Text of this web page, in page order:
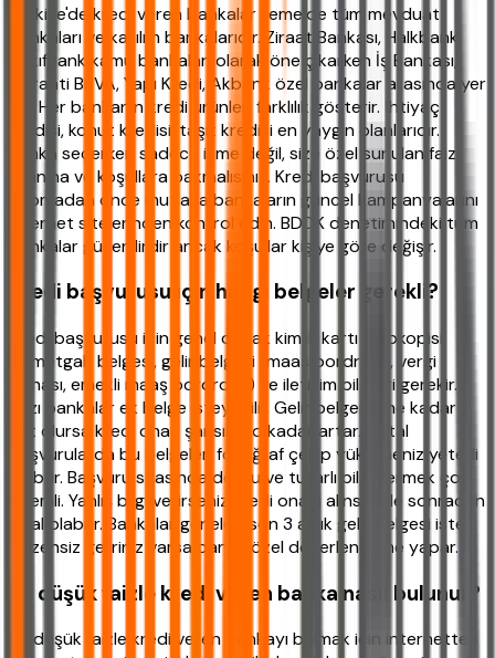
Türkiye'de kredi veren bankalar temelde tüm mevduat
bankaları ve katılım bankalarıdır. Ziraat Bankası, Halkbank,
VakıfBank kamu bankaları olarak öne çıkarken İş Bankası,
Garanti BBVA, Yapı Kredi, Akbank özel bankalar arasında yer
alır. Her bankanın kredi ürünleri farklılık gösterir. İhtiyaç
kredisi, konut kredisi, taşıt kredisi en yaygın olanlarıdır.
Banka seçerken sadece isme değil, size özel sunulan faiz
oranına ve koşullara bakmalısınız. Kredi başvurusu
yapmadan önce mutlaka bankaların güncel kampanyalarını
internet sitelerinden kontrol edin. BDDK denetimindeki tüm
bankalar güvenilirdir ancak koşullar kişiye göre değişir.
Kredi başvurusu için hangi belgeler gerekli?
Kredi başvurusu için genel olarak kimlik kartı fotokopisi,
ikametgah belgesi, gelir belgesi (maaş bordrosu, vergi
levhası, emekli maaş bordrosu) ve iletişim bilgileri gerekir.
Bazı bankalar ek belge isteyebilir. Gelir belgeniz ne kadar
net olursa kredi onay şansınız o kadar artar. Dijital
başvurularda bu belgeleri fotoğraf çekip yüklemeniz yeterli
olabilir. Başvuru sırasında doğru ve tutarlı bilgi vermek çok
önemli. Yanlış bilgi verirseniz kredi onayı alınsa bile sonradan
iptal olabilir. Bankalar genelde son 3 aylık gelir belgesi ister.
Düzensiz geliriniz varsa banka özel değerlendirme yapar.
En düşük faizle kredi veren banka nasıl bulunur?
En düşük faizle kredi veren bankayı bulmak için internetten